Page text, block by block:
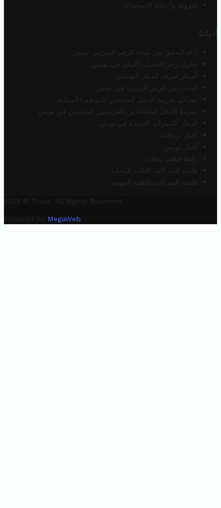
شروط وأحكام الاستخدام
أدواتنا
أداة التحقق من صحة الرقم الضريبي تونس
محول رقم الحساب الآيبان في تونس
أسعار صرف الدينار التونسي
البحث عن الرمز البريدي في تونس
محاكي ضريبة الدخل الشخصي للموظف/المتقاعد
ضريبة الدخل للمتقاعدين الفرنسيين المقيمين في تونس
أسعار السيارات الجديدة في تونس
أخبار تروفيت
أخبار تونس
رابط خلفي مجاني
قائمة الشركات الأهلية المحلية
قائمة الشركات الأهلية الجهوية
2025 © Trovit. All Rights Reserved.
Powered By MegaWeb